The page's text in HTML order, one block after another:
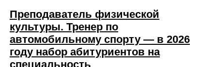
Преподаватель физической
культуры. Тренер по
автомобильному спорту — в 2026
году набор абитуриентов на
специальность